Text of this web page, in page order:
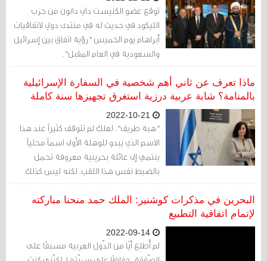
توقع عضو الكنيست داني دانون من حزب
الليكود في حديث له في منتدى دولي لاتفاقيات
أبراهام يوم الخميس "رؤية اتفاق بين إسرائيل
والسعودية في العام المقبل".
ماذا تعرف عن ثاني أهم شخصية في السفارة الإسرائيلية
بالمنامة؟ شابة عربية درزية استغرق تجهيزها سنة كاملة
"هبة طريف". لعلك لم تتوقف كثيراً عند هذا
الاسم الذي يبدو للوهلة الأولى اسماً محلياً
ينتمي إلى عائلة بحرينية معروفة تحمل
بالضبط نفس هذا اللقب. لكنه ليس كذلك
على الإطلاق. فهبة طريف هي الشخصية
الثانية الآن في السفارة الإسرائيلية في
حيث تشغل منصب نائبة الرئيس
البحرين في مذكرات كوشنير: الملك حمد منحنا مباركته
لإتمام اتفاقية التطبيع
لم أُطلِع أيًا من الدّول العربية مسبقًا على